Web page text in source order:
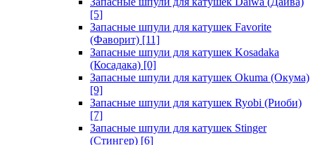
[5]
Запасные шпули для катушек Favorite
(Фаворит) [11]
Запасные шпули для катушек Kosadaka
(Косадака) [0]
Запасные шпули для катушек Okuma (Окума)
[9]
Запасные шпули для катушек Ryobi (Риоби)
[7]
Запасные шпули для катушек Stinger
(Стингер) [6]